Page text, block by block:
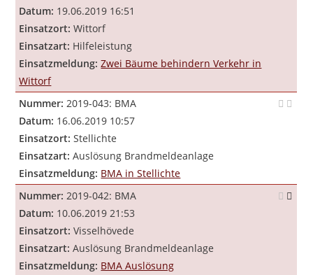
Datum: 19.06.2019 16:51
Einsatzort: Wittorf
Einsatzart: Hilfeleistung
Einsatzmeldung: Zwei Bäume behindern Verkehr in
Wittorf
Nummer: 2019-043: BMA
Datum: 16.06.2019 10:57
Einsatzort: Stellichte
Einsatzart: Auslösung Brandmeldeanlage
Einsatzmeldung: BMA in Stellichte
Nummer: 2019-042: BMA
Datum: 10.06.2019 21:53
Einsatzort: Visselhövede
Einsatzart: Auslösung Brandmeldeanlage
Einsatzmeldung: BMA Auslösung